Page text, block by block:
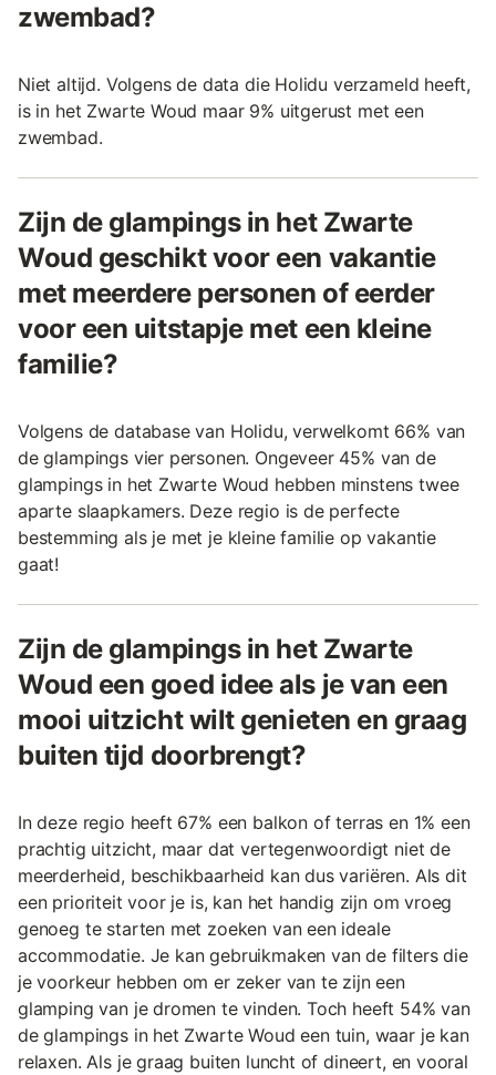
zwembad?
Niet altijd. Volgens de data die Holidu verzameld heeft,
is in het Zwarte Woud maar 9% uitgerust met een
zwembad.
Zijn de glampings in het Zwarte
Woud geschikt voor een vakantie
met meerdere personen of eerder
voor een uitstapje met een kleine
familie?
Volgens de database van Holidu, verwelkomt 66% van
de glampings vier personen. Ongeveer 45% van de
glampings in het Zwarte Woud hebben minstens twee
aparte slaapkamers. Deze regio is de perfecte
bestemming als je met je kleine familie op vakantie
gaat!
Zijn de glampings in het Zwarte
Woud een goed idee als je van een
mooi uitzicht wilt genieten en graag
buiten tijd doorbrengt?
In deze regio heeft 67% een balkon of terras en 1% een
prachtig uitzicht, maar dat vertegenwoordigt niet de
meerderheid, beschikbaarheid kan dus variëren. Als dit
een prioriteit voor je is, kan het handig zijn om vroeg
genoeg te starten met zoeken van een ideale
accommodatie. Je kan gebruikmaken van de filters die
je voorkeur hebben om er zeker van te zijn een
glamping van je dromen te vinden. Toch heeft 54% van
de glampings in het Zwarte Woud een tuin, waar je kan
relaxen. Als je graag buiten luncht of dineert, en vooral